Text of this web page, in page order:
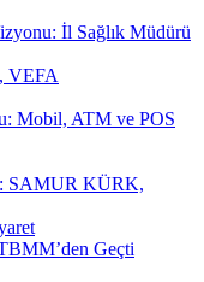
İl Sağlık Müdürü
VEFA
Mobil, ATM ve POS
SAMUR KÜRK,
Geçti